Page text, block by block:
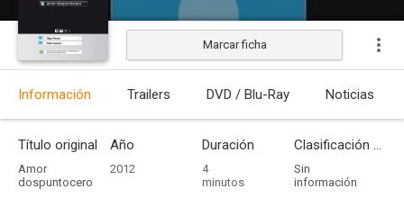
Marcar ficha
Información Trailers DVD / Blu-Ray Noticias
Título original
Amor
dospuntocero
Año
2012
Duración
4
minutos
Clasificación por edades
Sin
información